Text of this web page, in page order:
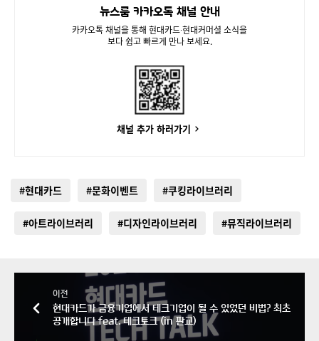
뉴스룸 카카오톡 채널 안내
카카오톡 채널을 통해 현대카드∙현대커머셜 소식을
보다 쉽고 빠르게 만나 보세요.
채널 추가 하러가기
#현대카드 #문화이벤트 #쿠킹라이브러리
#아트라이브러리 #디자인라이브러리 #뮤직라이브러리
이전
현대카드가 금융기업에서 테크기업이 될 수 있었던 비법? 최초
공개합니다 feat. 테크토크 (in 판교)